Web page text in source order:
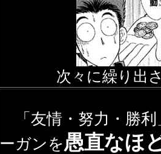
次々に繰り出
「友情・努力・勝
ーガンを愚直なほ